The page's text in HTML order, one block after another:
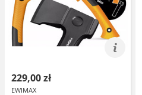
229,00 zł
EWIMAX